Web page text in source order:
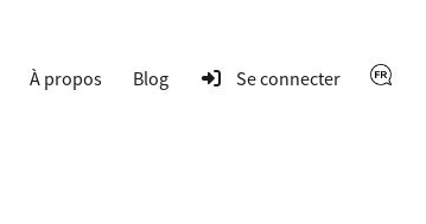
À propos Blog Se connecter